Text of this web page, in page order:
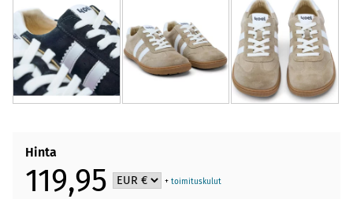
Hinta
119,95 +toimituskulut